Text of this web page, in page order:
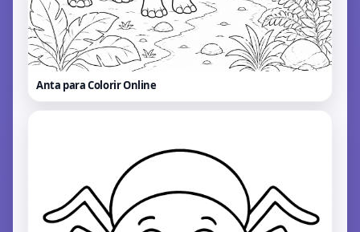
Anta para ColorirOnline